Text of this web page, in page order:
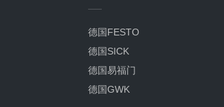
德国FESTO
德国SICK
德国易福门
德国GWK